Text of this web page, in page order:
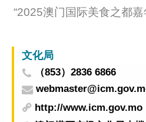
“2025澳门国际美食之都
文化局
（853）2836 6866
http://www.icm.gov.mo